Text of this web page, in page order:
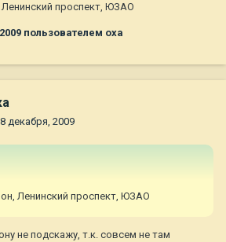
проспект, ЮЗАО
пользователем oxa
8 декабря, 2009
Ленинский проспект, ЮЗАО
не подскажу, т.к. совсем не там